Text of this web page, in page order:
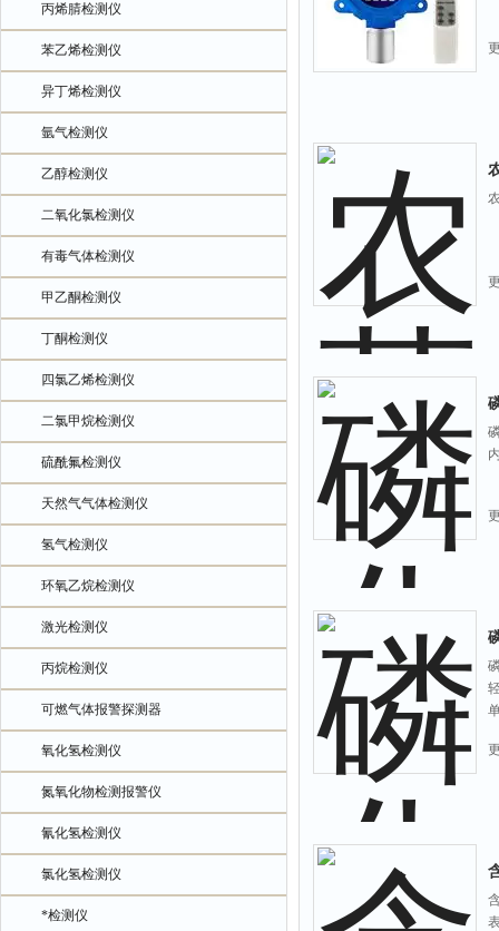
丙烯腈检测仪
苯乙烯检测仪
异丁烯检测仪
氩气检测仪
乙醇检测仪
二氧化氯检测仪
有毒气体检测仪
甲乙酮检测仪
丁酮检测仪
四氯乙烯检测仪
二氯甲烷检测仪
硫酰氟检测仪
天然气气体检测仪
氢气检测仪
环氧乙烷检测仪
激光检测仪
丙烷检测仪
可燃气体报警探测器
氧化氢检测仪
氮氧化物检测报警仪
氰化氢检测仪
氯化氢检测仪
*检测仪